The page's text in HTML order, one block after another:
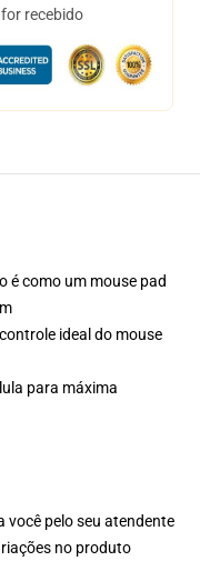
recebido
é como um mouse pad
ideal do mouse
para máxima
você pelo seu atendente
no produto